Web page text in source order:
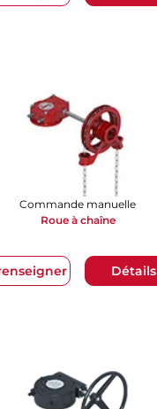
Détails
Commande manuelle
Roue à chaîne​​​​​​​